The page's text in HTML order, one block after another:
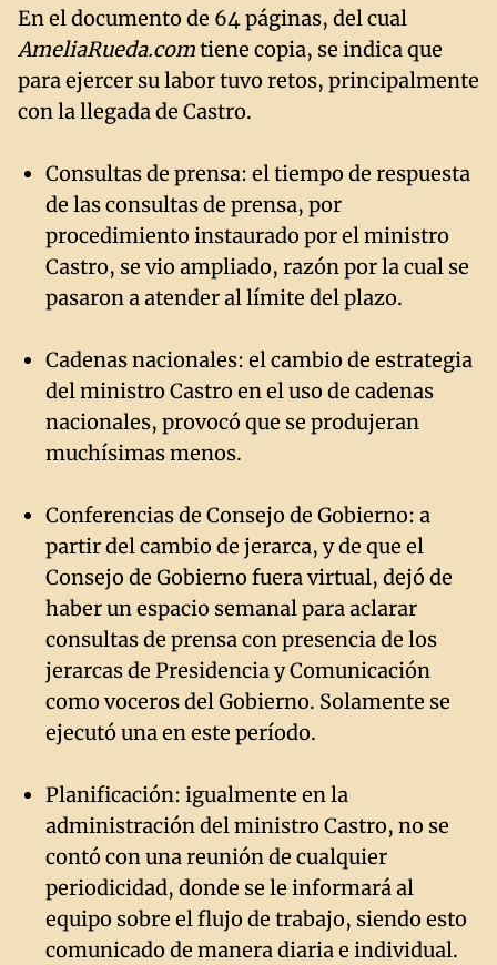
En el documento de 64 páginas, del cual
AmeliaRueda.comtiene copia, se indica que
para ejercer su labor tuvo retos, principalmente
con la llegada de Castro.
Consultas de prensa: el tiempo de respuesta
de las consultas de prensa, por
procedimiento instaurado por el ministro
Castro, se vio ampliado, razón por la cual se
pasaron a atender al límite del plazo.
Cadenas nacionales: el cambio de estrategia
del ministro Castro en el uso de cadenas
nacionales, provocó que se produjeran
muchísimas menos.
Conferencias de Consejo de Gobierno: a
partir del cambio de jerarca, y de que el
Consejo de Gobierno fuera virtual, dejó de
haber un espacio semanal para aclarar
consultas de prensa con presencia de los
jerarcas de Presidencia y Comunicación
como voceros del Gobierno. Solamente se
ejecutó una en este período.
Planificación: igualmente en la
administración del ministro Castro, no se
contó con una reunión de cualquier
periodicidad, donde se le informará al
equipo sobre el flujo de trabajo, siendo esto
comunicado de manera diaria e individual.